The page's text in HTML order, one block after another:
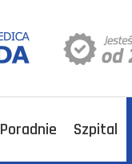
Poradnie Szpital